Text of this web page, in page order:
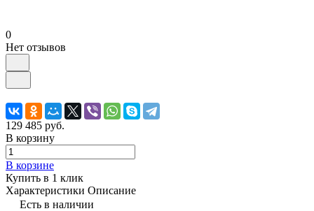
0
Нет отзывов
129 485 руб.
В корзину
В корзине
Купить в 1 клик
Характеристики Описание
Есть в наличии